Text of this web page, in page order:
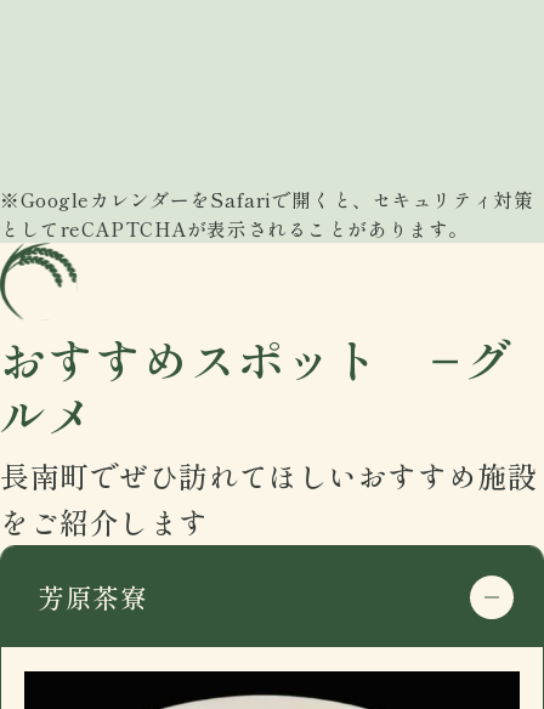
※GoogleカレンダーをSafariで開くと、セキュリティ対策
としてreCAPTCHAが表示されることがあります。
おすすめスポット −グ
ルメ
長南町でぜひ訪れてほしいおすすめ施設
をご紹介します
芳原茶寮